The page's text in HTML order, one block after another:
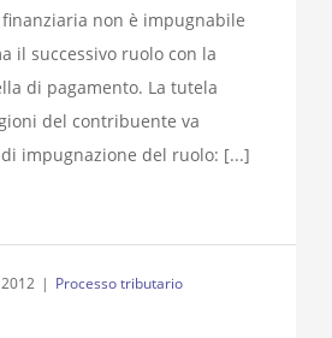
finanziaria non è impugnabile
il successivo ruolo con la
di pagamento. La tutela
del contribuente va
impugnazione del ruolo: [...]
| Processo tributario